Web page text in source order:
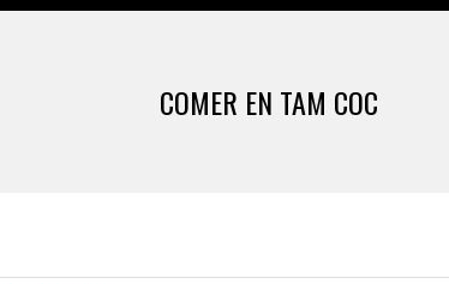
COMER EN TAM COC